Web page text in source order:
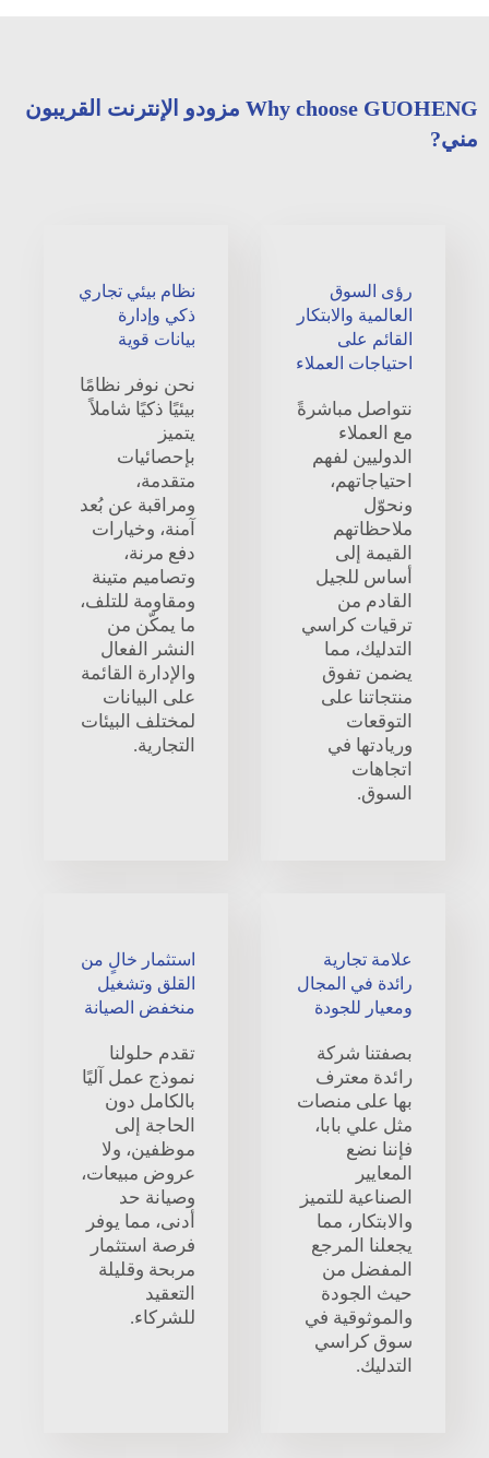
Why choose GUOHENG مزودو الإنترنت القريبون
مني?
رؤى السوق
العالمية والابتكار
القائم على
احتياجات العملاء
نتواصل مباشرةً
مع العملاء
الدوليين لفهم
احتياجاتهم،
ونحوّل
ملاحظاتهم
القيمة إلى
أساس للجيل
القادم من
ترقيات كراسي
التدليك، مما
يضمن تفوق
منتجاتنا على
التوقعات
وريادتها في
اتجاهات
السوق.
نظام بيئي تجاري
ذكي وإدارة
بيانات قوية
نحن نوفر نظامًا
بيئيًا ذكيًا شاملاً
يتميز
بإحصائيات
متقدمة،
ومراقبة عن بُعد
آمنة، وخيارات
دفع مرنة،
وتصاميم متينة
ومقاومة للتلف،
ما يمكّن من
النشر الفعال
والإدارة القائمة
على البيانات
لمختلف البيئات
التجارية.
علامة تجارية
رائدة في المجال
ومعيار للجودة
بصفتنا شركة
رائدة معترف
بها على منصات
مثل علي بابا،
فإننا نضع
المعايير
الصناعية للتميز
والابتكار، مما
يجعلنا المرجع
المفضل من
حيث الجودة
والموثوقية في
سوق كراسي
التدليك.
استثمار خالٍ من
القلق وتشغيل
منخفض الصيانة
تقدم حلولنا
نموذج عمل آليًا
بالكامل دون
الحاجة إلى
موظفين، ولا
عروض مبيعات،
وصيانة حد
أدنى، مما يوفر
فرصة استثمار
مربحة وقليلة
التعقيد
للشركاء.